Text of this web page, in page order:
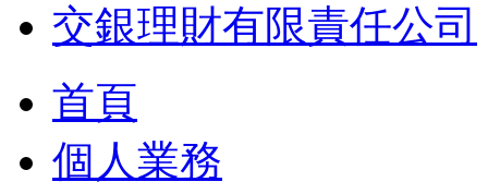
交銀理財有限責任公司
首頁
個人業務